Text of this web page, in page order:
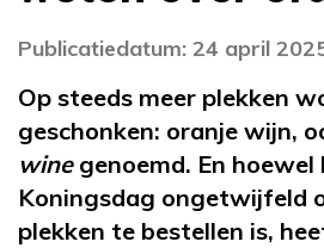
Publicatiedatum: 24 april
Op steeds meer plekken
geschonken: oranje wijn,
winegenoemd. En hoewel
Koningsdag ongetwijfeld
plekken te bestellen is,